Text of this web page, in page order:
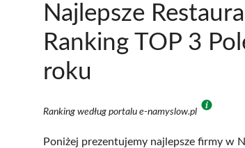
Najlepsze
Ranking TOP 3
roku
Ranking według portalu e-namyslow.pl
Poniżej prezentujemy najlepsze firmy w